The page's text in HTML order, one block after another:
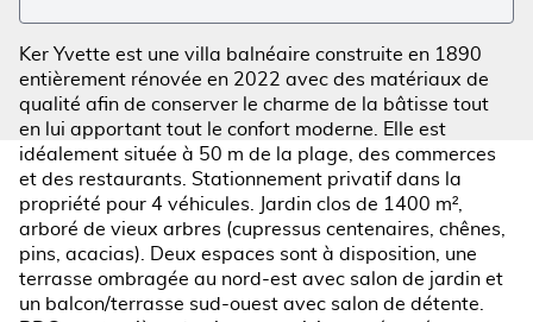
Ker Yvette est une villa balnéaire construite en 1890
entièrement rénovée en 2022 avec des matériaux de
qualité afin de conserver le charme de la bâtisse tout
en lui apportant tout le confort moderne. Elle est
idéalement située à 50 m de la plage, des commerces
et des restaurants. Stationnement privatif dans la
propriété pour 4 véhicules. Jardin clos de 1400 m²,
arboré de vieux arbres (cupressus centenaires, chênes,
pins, acacias). Deux espaces sont à disposition, une
terrasse ombragée au nord-est avec salon de jardin et
un balcon/terrasse sud-ouest avec salon de détente.